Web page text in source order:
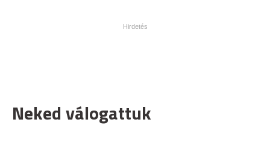
Neked válogattuk